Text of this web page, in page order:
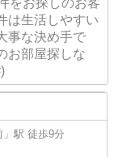
をお探しのお客
は生活しやすい
事な決め手で
お部屋探しな
」駅 徒歩9分